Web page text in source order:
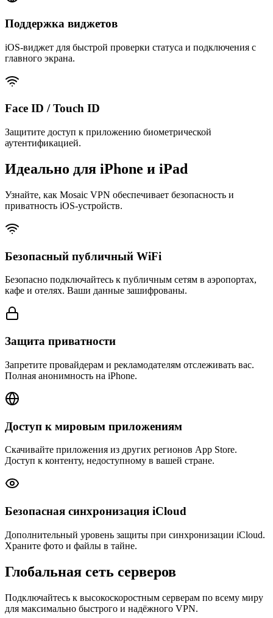
Поддержка виджетов
iOS-виджет для быстрой проверки статуса и подключения с
главного экрана.
Face ID / Touch ID
Защитите доступ к приложению биометрической
аутентификацией.
Идеально для iPhone и iPad
Узнайте, как Mosaic VPN обеспечивает безопасность и
приватность iOS-устройств.
Безопасный публичный WiFi
Безопасно подключайтесь к публичным сетям в аэропортах,
кафе и отелях. Ваши данные зашифрованы.
Защита приватности
Запретите провайдерам и рекламодателям отслеживать вас.
Полная анонимность на iPhone.
Доступ к мировым приложениям
Скачивайте приложения из других регионов App Store.
Доступ к контенту, недоступному в вашей стране.
Безопасная синхронизация iCloud
Дополнительный уровень защиты при синхронизации iCloud.
Храните фото и файлы в тайне.
Глобальная сеть серверов
Подключайтесь к высокоскоростным серверам по всему миру
для максимально быстрого и надёжного VPN.